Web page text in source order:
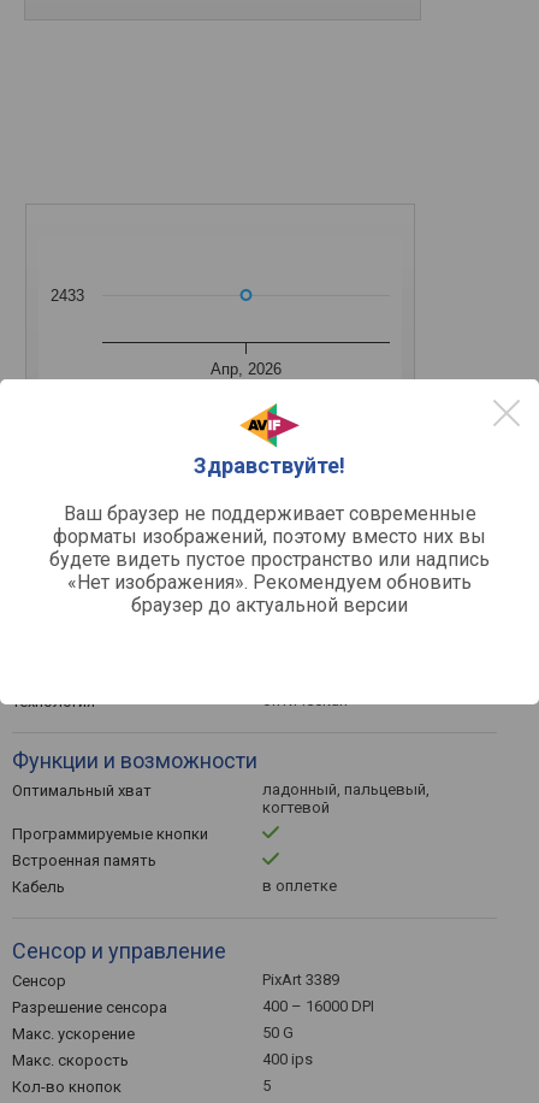
Здравствуйте!
Ваш браузер не поддерживает современные
форматы изображений, поэтому вместо них вы
будете видеть пустое пространство или надпись
«Нет изображения». Рекомендуем обновить
браузер до актуальной версии
Средняя цена
Апр, 2026
2433
Другое
мышка
проводная
Технология
оптическая
Функции и возможности
Оптимальный хват
ладонный, пальцевый,
когтевой
Программируемые кнопки
Встроенная память
Кабель
в оплетке
Сенсор и управление
Сенсор
PixArt 3389
Разрешение сенсора
400 – 16000 DPI
Макс. ускорение
50 G
Макс. скорость
400 ips
Кол-во кнопок
5